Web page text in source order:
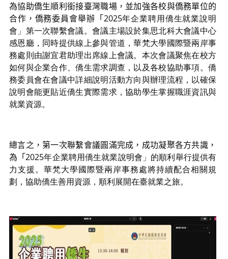
為協助僑生順利銜接臺灣職場，並加強各校與僑務單位的
合作，僑務委員會舉辦「2025年企業聘用僑生就業說明
會」第一次聯繫會議。會議主場設於集思北科大會議中心
感恩廳，同時提供線上參與管道，華梵大學國際暨兩岸事
務處則由謝宜君助理出席線上會議。本次會議聚焦在校方
如何與企業合作、僑生需求調查，以及各校協助事項。僑
務委員會在會議中詳細說明活動方向與辦理流程，以確保
說明會能更貼近僑生實際需求，協助學生掌握職涯資訊與
就業資源。
總言之，第一次聯繫會議圓滿完成，成功凝聚各方共識，
為「2025年企業聘用僑生就業說明會」的順利舉行提供有
力支援。華梵大學國際暨兩岸事務處將持續配合相關規
劃，協助僑生善用資源，順利展開在臺就業之旅。